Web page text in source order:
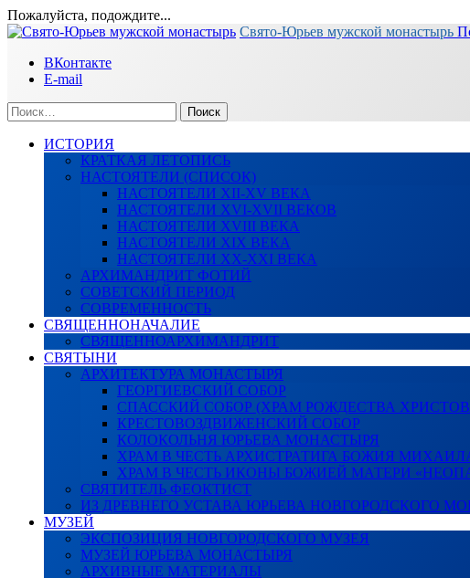
Пожалуйста, подождите...
Перейти
содержимому
Свято-Юрьев мужской монастырь
ВКонтакте
E-mail
Найти:
ИСТОРИЯ
КРАТКАЯ ЛЕТОПИСЬ
НАСТОЯТЕЛИ (СПИСОК)
НАСТОЯТЕЛИ XII-XV ВЕКА
НАСТОЯТЕЛИ XVI-XVII ВЕКОВ
НАСТОЯТЕЛИ XVIII ВЕКА
НАСТОЯТЕЛИ XIX ВЕКА
НАСТОЯТЕЛИ XX-XXI ВЕКА
АРХИМАНДРИТ ФОТИЙ
СОВЕТСКИЙ ПЕРИОД
СОВРЕМЕННОСТЬ
СВЯЩЕННОНАЧАЛИЕ
СВЯЩЕННОАРХИМАНДРИТ
СВЯТЫНИ
АРХИТЕКТУРА МОНАСТЫРЯ
ГЕОРГИЕВСКИЙ СОБОР
СПАССКИЙ СОБОР (ХРАМ РОЖДЕСТВА
КРЕСТОВОЗДВИЖЕНСКИЙ СОБОР
КОЛОКОЛЬНЯ ЮРЬЕВА МОНАСТЫРЯ
ХРАМ В ЧЕСТЬ АРХИСТРАТИГА БОЖИЯ
ХРАМ В ЧЕСТЬ ИКОНЫ БОЖИЕЙ МАТЕРИ
СВЯТИТЕЛЬ ФЕОКТИСТ
ИЗ ДРЕВНЕГО УСТАВА ЮРЬЕВА НОВГОРОДСКОГО
МУЗЕЙ
ЭКСПОЗИЦИЯ НОВГОРОДСКОГО МУЗЕЯ
МУЗЕЙ ЮРЬЕВА МОНАСТЫРЯ
АРХИВНЫЕ МАТЕРИАЛЫ